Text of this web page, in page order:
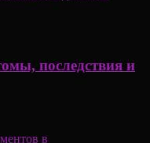
последствия и